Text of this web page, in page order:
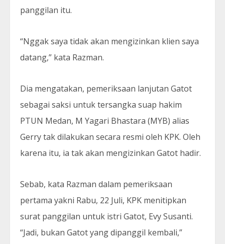
panggilan itu.
“Nggak saya tidak akan mengizinkan klien saya
datang,” kata Razman.
Dia mengatakan, pemeriksaan lanjutan Gatot
sebagai saksi untuk tersangka suap hakim
PTUN Medan, M Yagari Bhastara (MYB) alias
Gerry tak dilakukan secara resmi oleh KPK. Oleh
karena itu, ia tak akan mengizinkan Gatot hadir.
Sebab, kata Razman dalam pemeriksaan
pertama yakni Rabu, 22 Juli, KPK menitipkan
surat panggilan untuk istri Gatot, Evy Susanti.
“Jadi, bukan Gatot yang dipanggil kembali,”